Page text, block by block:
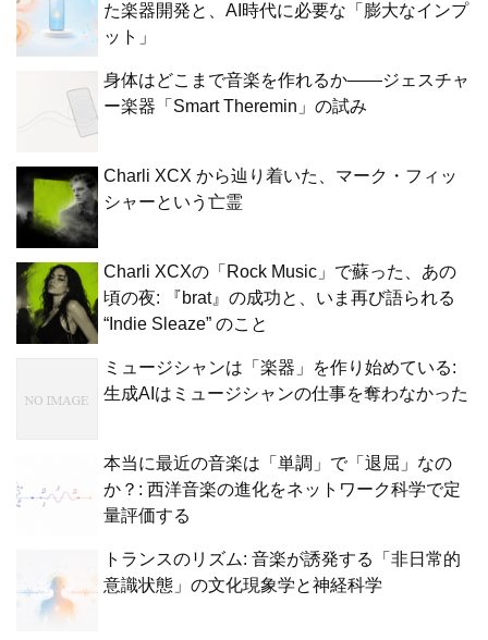
た楽器開発と、AI時代に必要な「膨大なインプ
ット」
身体はどこまで音楽を作れるか——ジェスチャ
ー楽器「Smart Theremin」の試み
Charli XCX から辿り着いた、マーク・フィッ
シャーという亡霊
Charli XCXの「Rock Music」で蘇った、あの
頃の夜: 『brat』の成功と、いま再び語られる
“Indie Sleaze” のこと
ミュージシャンは「楽器」を作り始めている:
生成AIはミュージシャンの仕事を奪わなかった
本当に最近の音楽は「単調」で「退屈」なの
か？: 西洋音楽の進化をネットワーク科学で定
量評価する
トランスのリズム: 音楽が誘発する「非日常的
意識状態」の文化現象学と神経科学